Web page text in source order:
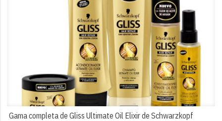
Gama completa de Gliss Ultimate Oil Elixir de Schwarzkopf